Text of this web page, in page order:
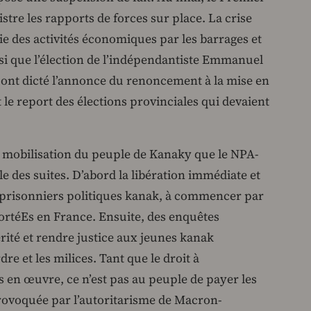
les rapports de forces sur place. La crise
des activités économiques par les barrages et
que l’élection de l’indépendantiste Emmanuel
dicté l’annonce du renoncement à la mise en
report des élections provinciales qui devaient
du peuple de Kanaky que le NPA-
des suites. D’abord la libération immédiate et
politiques kanak, à commencer par
en France. Ensuite, des enquêtes
et rendre justice aux jeunes kanak
et les milices. Tant que le droit à
en œuvre, ce n’est pas au peuple de payer les
par l’autoritarisme de Macron-